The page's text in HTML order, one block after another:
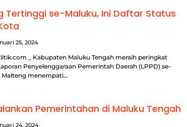
Tertinggi se-Maluku, Ini Daftar Status
25, 2024
_ Kabupaten Maluku Tengah meraih peringkat
Penyelenggaraan Pemerintah Daerah (LPPD) se-
menempati…
Pemerintahan di Maluku Tengah
24, 2024